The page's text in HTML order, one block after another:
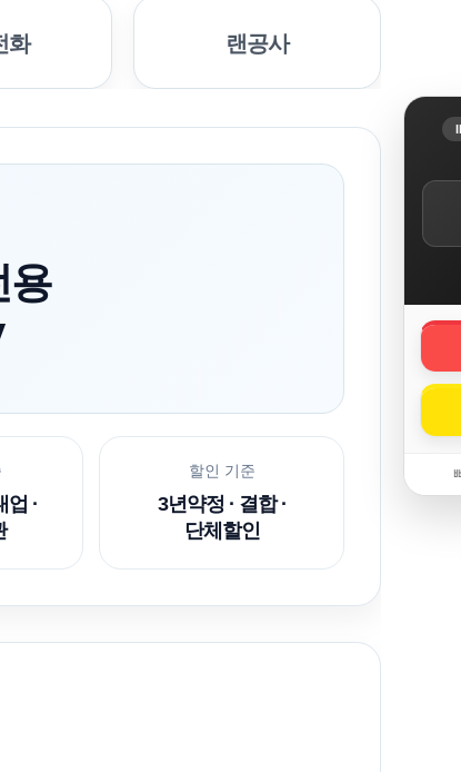
화 랜공사
용
업 ·
할인 기준
3년약정 · 결합 ·
단체할인